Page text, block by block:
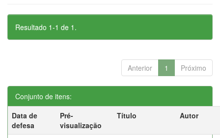
Resultado 1-1 de 1.
Anterior 1 Próximo
Conjunto de itens:
Data de
defesa
Pré-
visualização
Título Autor